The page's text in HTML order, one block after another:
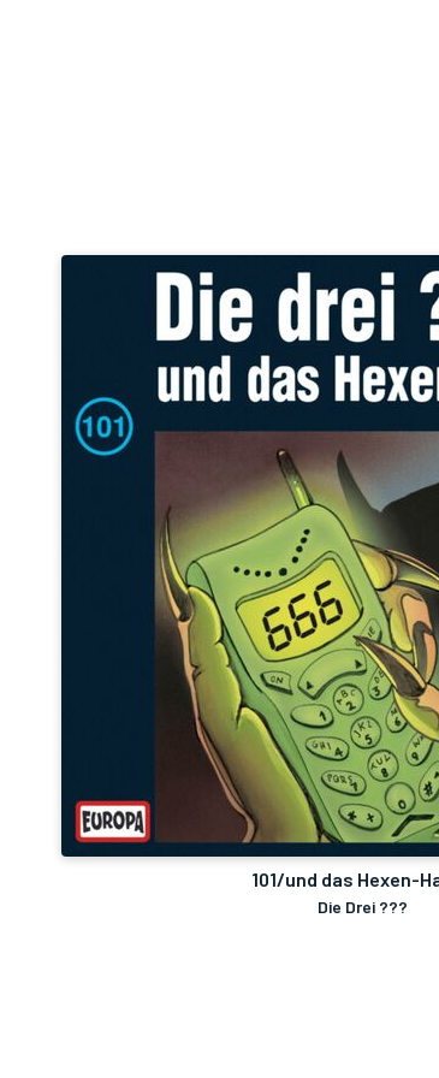
101/und das Hexen-
Die Drei ???